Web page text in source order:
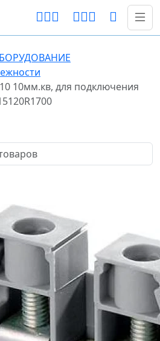
10мм.кв, для подключения
или артикулу